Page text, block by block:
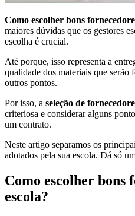
Como escolher bons
maiores dúvidas que os gestores
escolha é crucial.
Até porque, isso representa a
qualidade dos materiais que serão
outros pontos.
Por isso, a seleção de
criteriosa e considerar alguns
um contrato.
Neste artigo separamos os
adotados pela sua escola. Dá só
Como escolher bons
escola?